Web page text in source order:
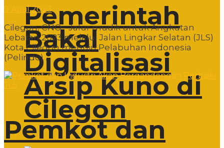
Pemerintah
Bakal
Digitalisasi
Arsip Kuno di
Cilegon
9 April 2023
Cilegon, CNO - Jalur mudik untuk Angkutan
Lebaran 2023 melalui Jalan Lingkar Selatan (JLS)
Kota Cilegon menuju Pelabuhan Indonesia
(Pelindo) ...
Pemkot dan